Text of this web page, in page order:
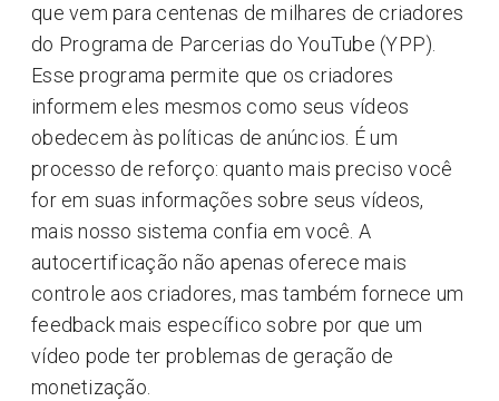
que vem para centenas de milhares de criadores
do Programa de Parcerias do YouTube (YPP).
Esse programa permite que os criadores
informem eles mesmos como seus vídeos
obedecem às políticas de anúncios. É um
processo de reforço: quanto mais preciso você
for em suas informações sobre seus vídeos,
mais nosso sistema confia em você. A
autocertificação não apenas oferece mais
controle aos criadores, mas também fornece um
feedback mais específico sobre por que um
vídeo pode ter problemas de geração de
monetização.